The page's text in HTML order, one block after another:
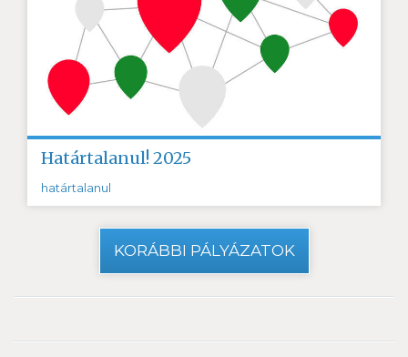
Határtalanul! 2025
határtalanul
KORÁBBI PÁLYÁZATOK